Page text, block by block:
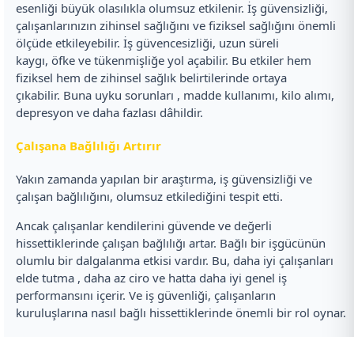
esenliği büyük olasılıkla olumsuz etkilenir. İş güvensizliği,
çalışanlarınızın zihinsel sağlığını ve fiziksel sağlığını önemli
ölçüde etkileyebilir. İş güvencesizliği, uzun süreli
kaygı, öfke ve tükenmişliğe yol açabilir. Bu etkiler hem
fiziksel hem de zihinsel sağlık belirtilerinde ortaya
çıkabilir. Buna uyku sorunları , madde kullanımı, kilo alımı,
depresyon ve daha fazlası dâhildir.
Çalışana Bağlılığı Artırır
Yakın zamanda yapılan bir araştırma, iş güvensizliği ve
çalışan bağlılığını, olumsuz etkilediğini tespit etti.
Ancak çalışanlar kendilerini güvende ve değerli
hissettiklerinde çalışan bağlılığı artar. Bağlı bir işgücünün
olumlu bir dalgalanma etkisi vardır. Bu, daha iyi çalışanları
elde tutma , daha az ciro ve hatta daha iyi genel iş
performansını içerir. Ve iş güvenliği, çalışanların
kuruluşlarına nasıl bağlı hissettiklerinde önemli bir rol oynar.